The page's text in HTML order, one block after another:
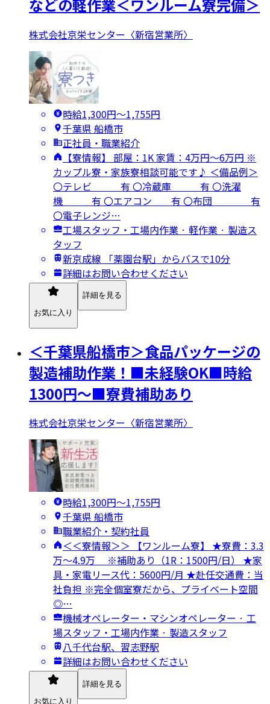
などの軽作業＜ワンルーム寮完備＞
株式会社京栄センター〈新宿営業所〉
時給1,300円〜1,755円
千葉県 船橋市
正社員・職業紹介
【寮情報】 部屋：1K 家賃：4万円～6万円 ※
カップル寮・家族寮相談可能です♪ ＜備品例＞
〇テレビ 有 〇冷蔵庫 有 〇洗濯
機 有 〇エアコン 有 〇布団 有
〇電子レンジ…
工場スタッフ・工場内作業 · 軽作業 · 製造ス
タッフ
新京成線 「薬園台駅」からバスで10分
詳細はお問い合わせください
お気に入り
詳細を見る
＜千葉県船橋市＞食品パッケージの
製造補助作業！■未経験OK■時給
1300円～■寮費補助あり
株式会社京栄センター〈新宿営業所〉
時給1,300円〜1,755円
千葉県 船橋市
職業紹介・契約社員
＜＜寮情報＞＞ 【ワンルーム寮】 ★寮費：3.3
万～4.9万 ※補助あり（1R：1500円/日） ★家
具・家電リース代：5600円/月 ★赴任交通費：当
社負担 ※完全個室寮だから、プライベート空間
◎…
機械オペレーター・マシンオペレーター · 工
場スタッフ・工場内作業 · 製造スタッフ
八千代台駅、習志野駅
詳細はお問い合わせください
お気に入り
詳細を見る